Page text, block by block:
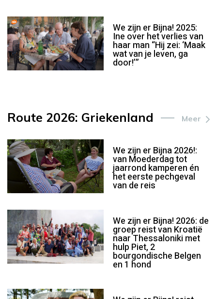
We zijn er Bijna! 2025:
Ine over het verlies van
haar man “Hij zei: ‘Maak
wat van je leven, ga
door!’”
Route 2026: Griekenland Meer
We zijn er Bijna 2026!:
van Moederdag tot
jaarrond kamperen én
het eerste pechgeval
van de reis
We zijn er Bijna! 2026: de
groep reist van Kroatië
naar Thessaloniki met
hulp Piet, 2
bourgondische Belgen
en 1 hond